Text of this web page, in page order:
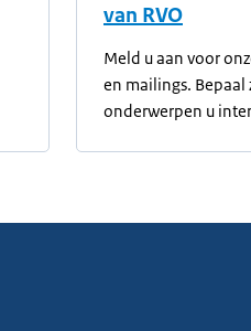
van RVO
Meld u aan voor
en mailings. Bepaal
onderwerpen u